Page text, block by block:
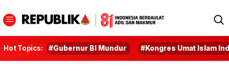
Hot Topics: #Gubernur BI Mundur #Kongres Umat Islam